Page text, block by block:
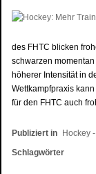
des FHTC blicken
schwarzen
höherer Intensität in
Wettkampfpraxis
für den FHTC auch
Publiziert in Hockey
Schlagwörter